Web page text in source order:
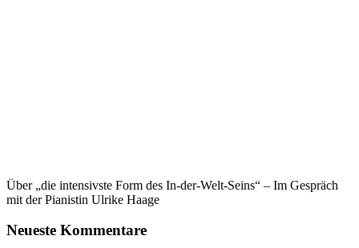
Über „die intensivste Form des In-der-Welt-Seins“ – Im Gespräch
mit der Pianistin Ulrike Haage
Neueste Kommentare